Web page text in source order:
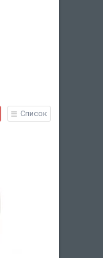
Список